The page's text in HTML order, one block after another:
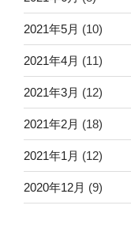
2021年5月 (10)
2021年4月 (11)
2021年3月 (12)
2021年2月 (18)
2021年1月 (12)
2020年12月 (9)